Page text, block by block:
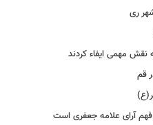
ری
نقش مهمی ایفاء کردند
قم
فهم آرای علامه جعفری است